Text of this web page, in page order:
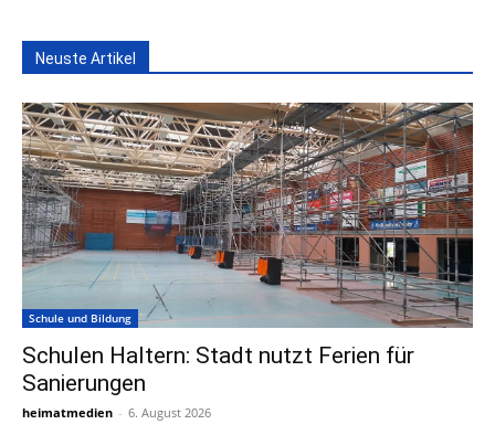
Neuste Artikel
Schule und Bildung
Schulen Haltern: Stadt nutzt Ferien für
Sanierungen
heimatmedien - 6. August 2026